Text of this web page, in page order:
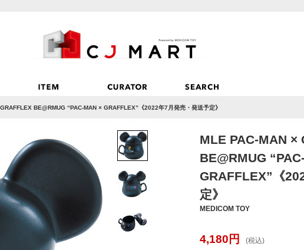
BE@RMUG “PAC-MAN × GRAFFLEX”《2022年7月発売・発送予定》
MLE PAC-MAN ×
BE@RMUG
GRAFFLEX”《
定》
MEDICOM TOY
4,180 円 (税込)